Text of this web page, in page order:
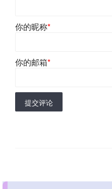
你的昵称*
你的邮箱*
提交评论